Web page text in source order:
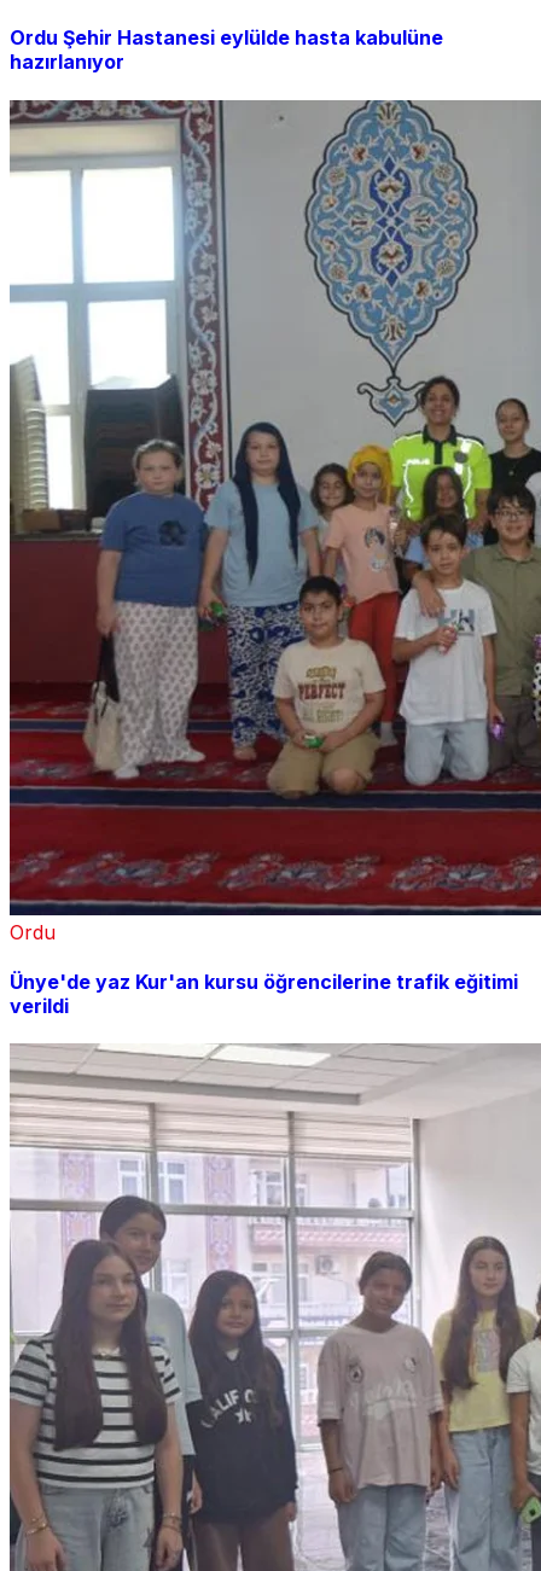
Ordu Şehir Hastanesi eylülde hasta kabulüne
hazırlanıyor
Ordu
Ünye'de yaz Kur'an kursu öğrencilerine trafik eğitimi
verildi